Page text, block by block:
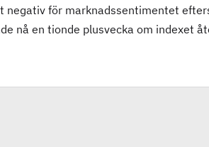
negativ för marknadssentimentet
nå en tionde plusvecka om indexet